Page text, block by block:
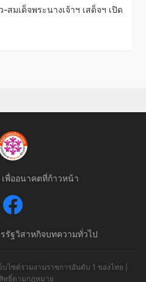
สมเด็จพระนางเจ้าฯ เสด็จฯ เปิด
พื่ออนาคตที่ก้าวหน้า
รัฐวิสาหกิจบทความทั่วไป
ไซต์รวมงานราชการอันดับ 1 ของไทย |
ทธิ์ตามกฎหมาย